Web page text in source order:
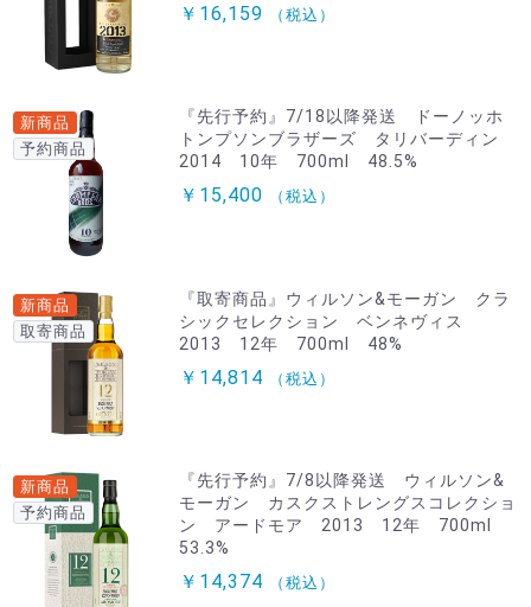
￥16,159 （税込）
新商品
予約商品
『先行予約』7/18以降発送 ドーノッホ
トンプソンブラザーズ タリバーディン
2014 10年 700ml 48.5%
￥15,400 （税込）
新商品
取寄商品
『取寄商品』ウィルソン&モーガン クラ
シックセレクション ベンネヴィス
2013 12年 700ml 48%
￥14,814 （税込）
新商品
予約商品
『先行予約』7/8以降発送 ウィルソン&
モーガン カスクストレングスコレクショ
ン アードモア 2013 12年 700ml
53.3%
￥14,374 （税込）